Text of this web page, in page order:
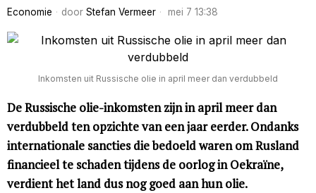
Economie door Stefan Vermeer mei 7 13:38
Inkomsten uit Russische olie in april meer dan verdubbeld
De Russische olie-inkomsten zijn in april meer dan
verdubbeld ten opzichte van een jaar eerder. Ondanks
internationale sancties die bedoeld waren om Rusland
financieel te schaden tijdens de oorlog in Oekraïne,
verdient het land dus nog goed aan hun olie.